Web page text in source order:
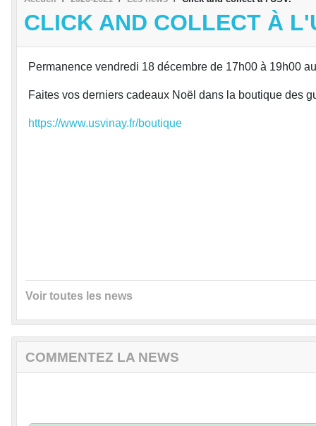
CLICK AND COLLECT À
Permanence vendredi 18 décembre de 17h00 à 19h00
Faites vos derniers cadeaux Noël dans la boutique des
https://www.usvinay.fr/boutique
Voir toutes les news
COMMENTEZ LA NEWS